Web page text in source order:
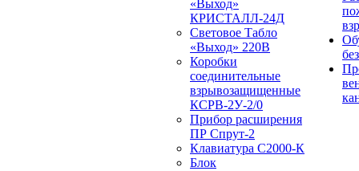
«Выход»
КРИСТАЛЛ-24Д
Световое Табло
«Выход» 220В
Коробки
соединительные
взрывозащищенные
КСРВ-2У-2/0
Прибор расширения
ПР Спрут-2
Клавиатура С2000-К
Блок